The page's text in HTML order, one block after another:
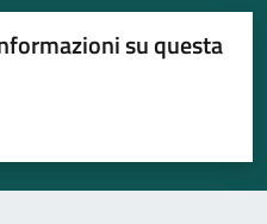
su questa
su 5